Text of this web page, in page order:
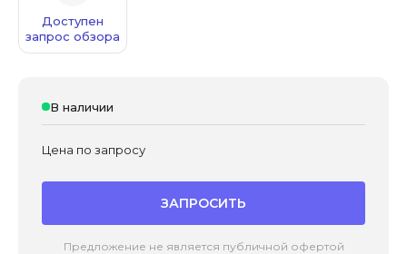
Доступен
запрос обзора
В наличии
Цена по запросу
ЗАПРОСИТЬ
Предложение не является публичной офертой